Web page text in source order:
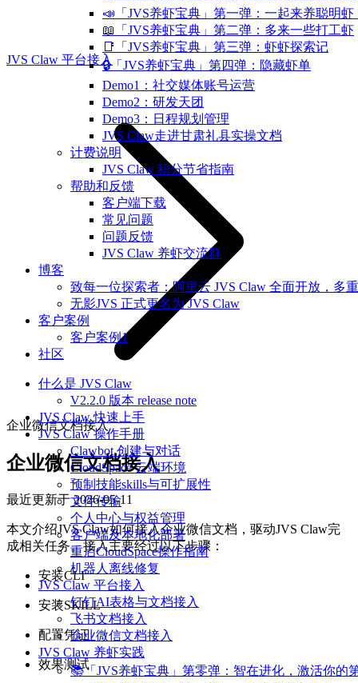
📣「JVS养虾宝典」第一弹：一起来养聪明虾
📖「JVS养虾宝典」第二弹：多来一些打工虾
📑「JVS养虾宝典」第三弹：虾虾探索记
🔒「JVS养虾宝典」第四弹：隐藏虾单
Demo1：社交媒体账号运营
Demo2：研发天团
Demo3：日程规划管理
JVS Claw走进甘肃礼县实操文档
计费说明
JVS Claw 积分节省指南
帮助和反馈
客户端下载
常见问题
问题反馈
JVS Claw 养虾交流群
博客
致每一位探索者：阿里云 JVS Claw 全面开放，多
无影JVS 正式更名为 JVS Claw
客户案例
客户案例1
社区
什么是 JVS Claw
V2.2.0 版本 release note
JVS Claw 快速上手
JVS Claw 操作手册
Clawbot 创建与对话
CloudSpace 云端环境
预制技能skills与可扩展性
文件传输
个人中心与权益管理
客户端及本地化部署
重启CloudSpace操作指南
机器人离线修复
JVS Claw 平台接入
钉钉AI表格与文档接入
飞书文档接入
企业微信文档接入
JVS Claw 养虾实践
📚「JVS养虾宝典」第零弹：智在进化，激活你的
JVS Claw 平台接入
企业微信文档接入
企业微信文档接入
最近更新于2026-05-11
本文介绍JVS Claw如何接入企业微信文档，驱动JVS Claw完
成相关任务。接入主要经过以下步骤：
安装CLI
安装SKILL
配置凭证
效果测试